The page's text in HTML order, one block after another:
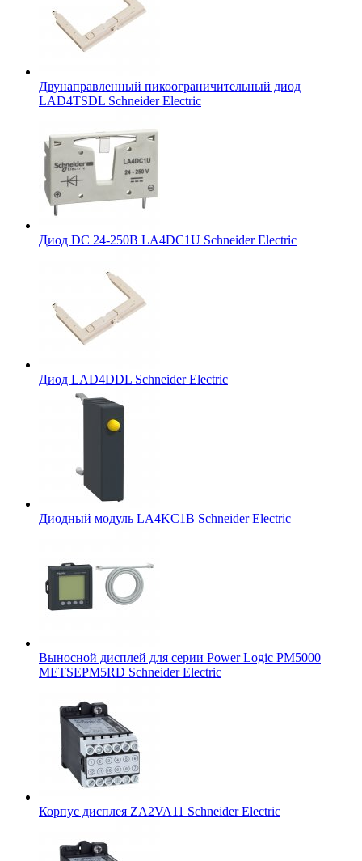
Двунаправленный пикоограничительный диод
LAD4TSDL Schneider Electric
Диод DC 24-250В LA4DC1U Schneider Electric
Диод LAD4DDL Schneider Electric
Диодный модуль LA4KC1B Schneider Electric
Выносной дисплей для серии Power Logic PM5000
METSEPM5RD Schneider Electric
Корпус дисплея ZA2VA11 Schneider Electric